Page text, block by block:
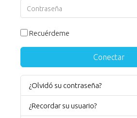
Contraseña
Recuérdeme
Conectar
¿Olvidó su contraseña?
¿Recordar su usuario?